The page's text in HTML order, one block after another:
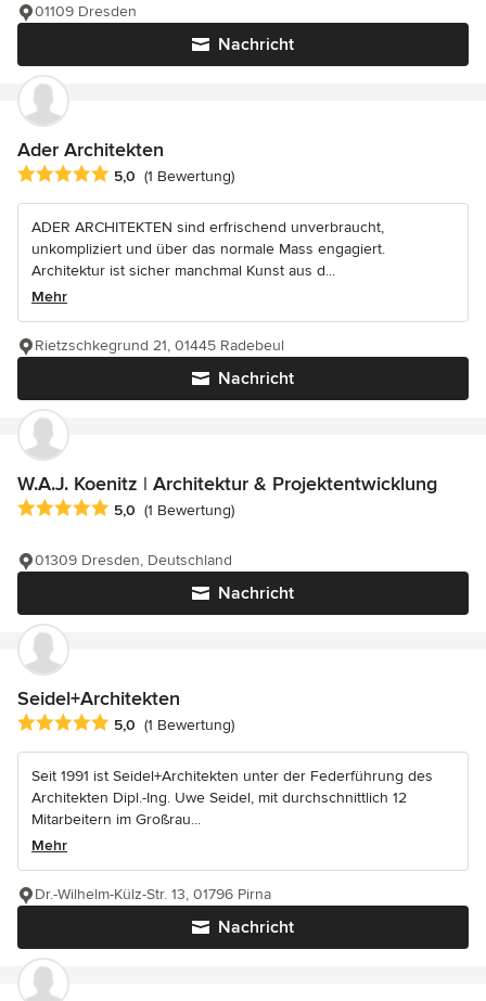
Nachricht
01109 Dresden
Ader Architekten
Durchschnittliche Bewertung: 5 von 5 Sternen
5,0 (1 Bewertung)
ADER ARCHITEKTEN sind erfrischend unverbraucht,
unkompliziert und über das normale Mass engagiert.
Architektur ist sicher manchmal Kunst aus d...
Mehr
Nachricht
Rietzschkegrund 21, 01445 Radebeul
W.A.J. Koenitz | Architektur & Projektentwicklung
Durchschnittliche Bewertung: 5 von 5 Sternen
5,0 (1 Bewertung)
Nachricht
01309 Dresden, Deutschland
Seidel+Architekten
Durchschnittliche Bewertung: 5 von 5 Sternen
5,0 (1 Bewertung)
Seit 1991 ist Seidel+Architekten unter der Federführung des
Architekten Dipl.-Ing. Uwe Seidel, mit durchschnittlich 12
Mitarbeitern im Großrau...
Mehr
Nachricht
Dr.-Wilhelm-Külz-Str. 13, 01796 Pirna